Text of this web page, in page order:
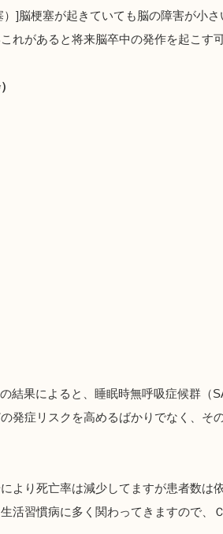
]脳梗塞が起きていても脳の障害が小
れがあると将来脳卒中の発作を起こす
結果によると、睡眠時無呼吸症候群
発症リスクを高めるばかりでなく、そ
より死亡率は減少してますが患者数
活習慣病に多く関わってきますので